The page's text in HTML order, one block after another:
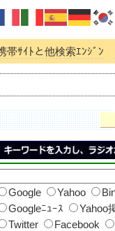
帯ｻｲﾄと他検索ｴﾝｼﾞﾝ
Google
Yahoo
Googleﾆｭｰｽ
Yahoo
Twitter
Facebook